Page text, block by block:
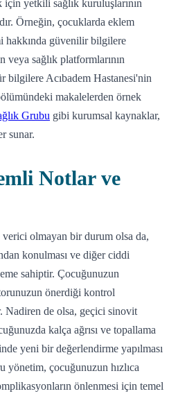
yetkili sağlık kuruluşlarının
Örneğin, çocuklarda eklem
hakkında güvenilir bilgilere
veya sağlık platformlarının
bilgilere Acıbadem Hastanesi'nin
makalelerden örnek
Grubu gibi kurumsal kaynaklar,
sunar.
Notlar ve
olmayan bir durum olsa da,
konulması ve diğer ciddi
sahiptir. Çocuğunuzun
önerdiği kontrol
Nadiren de olsa, geçici sinovit
kalça ağrısı ve topallama
yeni bir değerlendirme yapılması
yönetim, çocuğunuzun hızlıca
önlenmesi için temel